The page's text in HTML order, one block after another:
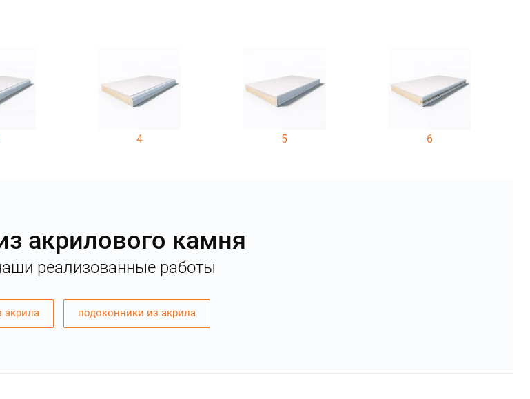
4 5 6
акрилового камня
реализованные работы
акрила подоконники из акрила